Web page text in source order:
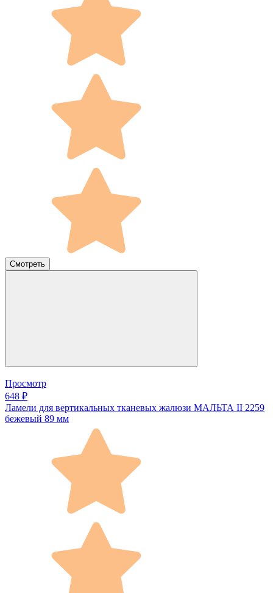
Смотреть
Просмотр
648 ₽
Ламели для вертикальных тканевых жалюзи МАЛЬТА II 2259
бежевый 89 мм